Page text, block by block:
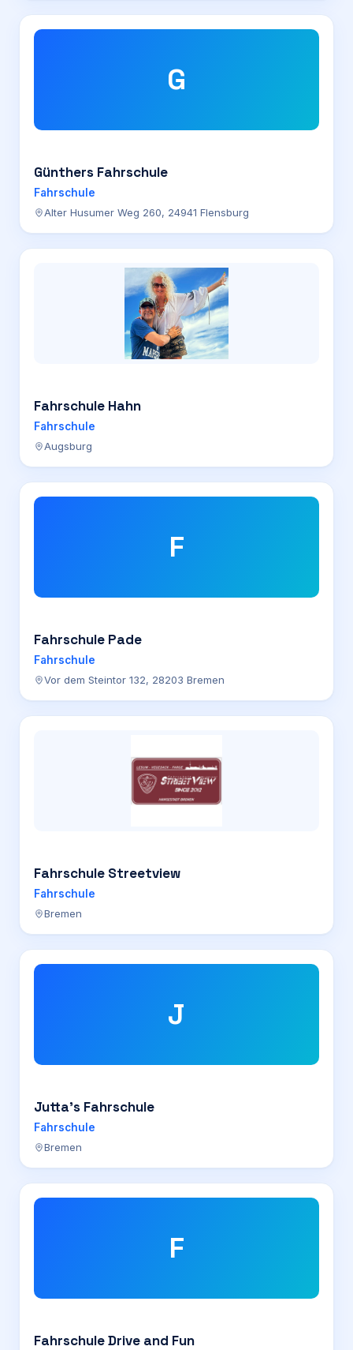
G
Günthers Fahrschule
Fahrschule
Alter Husumer Weg 260, 24941 Flensburg
Fahrschule Hahn
Fahrschule
Augsburg
F
Fahrschule Pade
Fahrschule
Vor dem Steintor 132, 28203 Bremen
Fahrschule Streetview
Fahrschule
Bremen
J
Jutta’s Fahrschule
Fahrschule
Bremen
F
Fahrschule Drive and Fun